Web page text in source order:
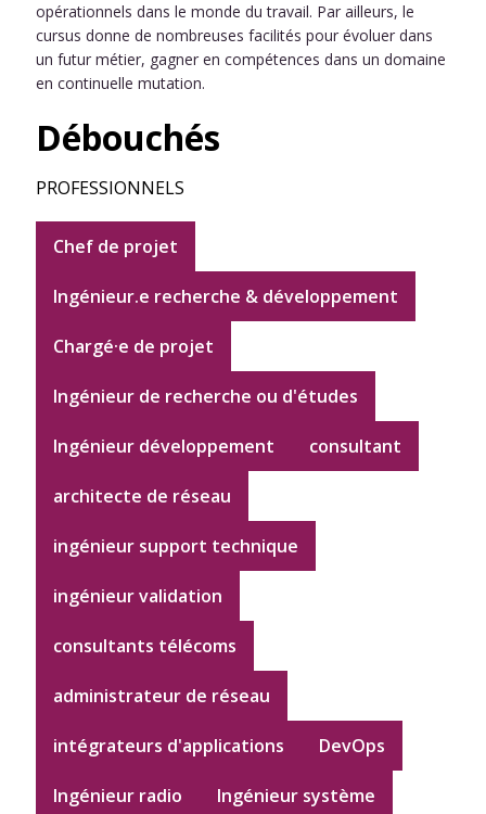
opérationnels dans le monde du travail. Par ailleurs, le
cursus donne de nombreuses facilités pour évoluer dans
un futur métier, gagner en compétences dans un domaine
en continuelle mutation.
Débouchés
PROFESSIONNELS
Chef de projet
Ingénieur.e recherche & développement
Chargé·e de projet
Ingénieur de recherche ou d'études
Ingénieur développement consultant
architecte de réseau
ingénieur support technique
ingénieur validation
consultants télécoms
administrateur de réseau
intégrateurs d'applications DevOps
Ingénieur radio Ingénieur système